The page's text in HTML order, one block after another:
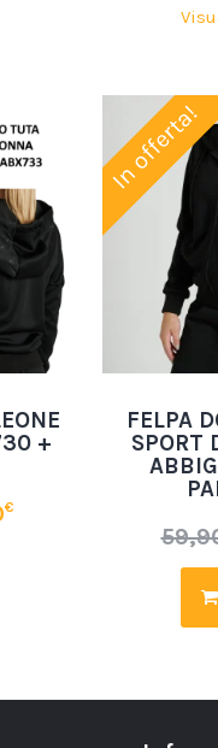
+
€
In offerta!
FELPA
SPORT